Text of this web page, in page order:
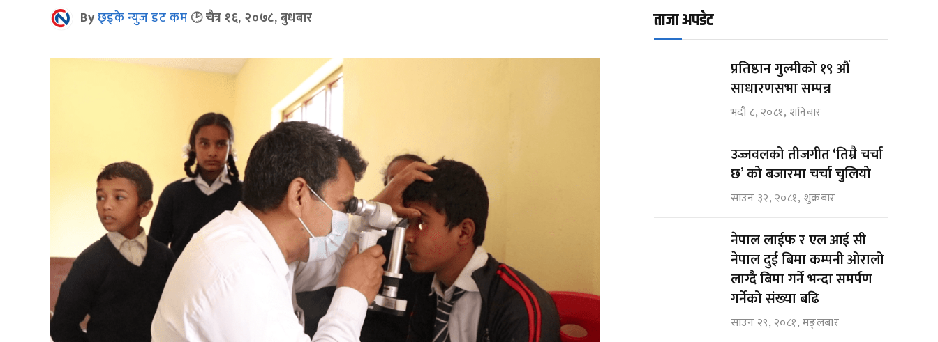
Byछ्ड्के न्युज डट कम चैत्र १६, २०७८, बुधबार ताजा अपडेट
प्रतिष्ठान गुल्मीको १९ औं
साधारणसभा सम्पन्न
भदौ ८, २०८१, शनिबार
उज्जवलको तीजगीत ‘तिम्रै चर्चा
छ’ को बजारमा चर्चा चुलियो
साउन ३२, २०८१, शुक्रबार
नेपाल लाईफ र एल आई सी
नेपाल दुई बिमा कम्पनी ओरालो
लाग्दै बिमा गर्ने भन्दा समर्पण
गर्नेको संख्या बढि
साउन २९, २०८१, मङ्लबार